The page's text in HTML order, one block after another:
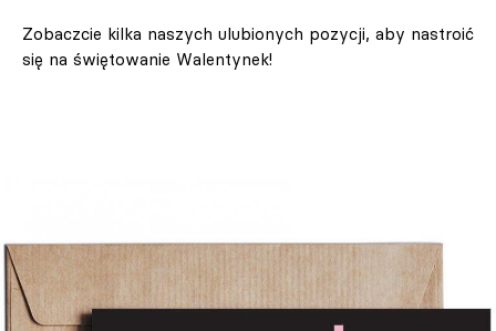
Zobaczcie kilka naszych ulubionych pozycji, aby nastroić
się na świętowanie Walentynek!